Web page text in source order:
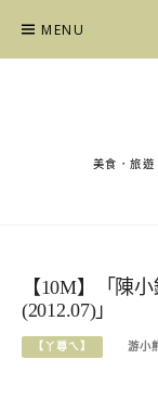
content
MENU
美食．旅遊
【10M】「陳
(2012.07)」
【丫尊ㄟ】 游小